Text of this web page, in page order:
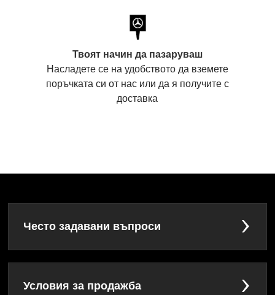
Твоят начин да пазаруваш
Насладете се на удобството да вземете
поръчката си от нас или да я получите с
доставка
Често задавани въпроси
Условия за продажба